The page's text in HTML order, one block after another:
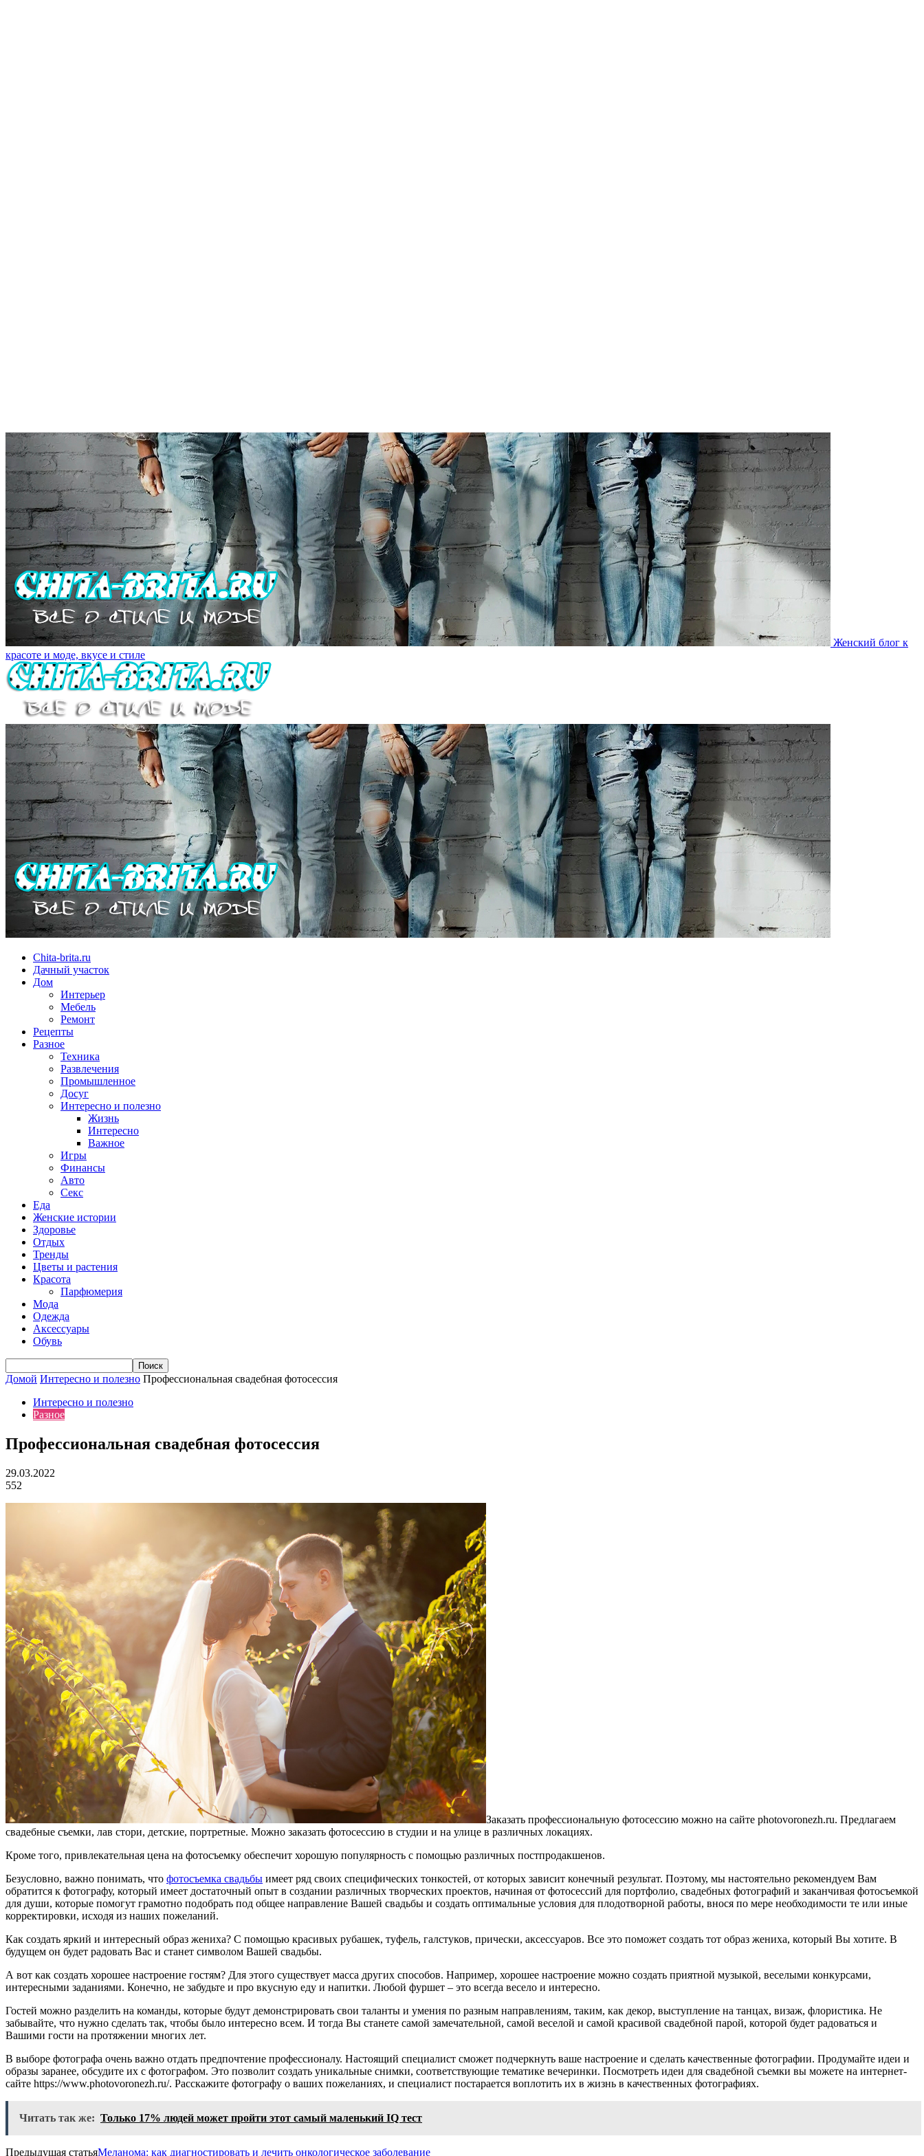
Женский блог к
красоте и моде, вкусе и стиле
Chita-brita.ru
Дачный участок
Дом
Интерьер
Мебель
Ремонт
Рецепты
Разное
Техника
Развлечения
Промышленное
Досуг
Интересно и полезно
Жизнь
Интересно
Важное
Игры
Финансы
Авто
Секс
Еда
Женские истории
Здоровье
Отдых
Тренды
Цветы и растения
Красота
Парфюмерия
Мода
Одежда
Аксессуары
Обувь
Домой Интересно и полезно Профессиональная свадебная фотосессия
Интересно и полезно
Разное
Профессиональная свадебная фотосессия
29.03.2022
552
Заказать профессиональную фотосессию можно на сайте photovoronezh.ru. Предлагаем
свадебные съемки, лав стори, детские, портретные. Можно заказать фотосессию в студии и на улице в различных локациях.
Кроме того, привлекательная цена на фотосъемку обеспечит хорошую популярность с помощью различных постпродакшенов.
Безусловно, важно понимать, что фотосъемка свадьбы имеет ряд своих специфических тонкостей, от которых зависит конечный результат. Поэтому, мы настоятельно рекомендуем Вам
обратится к фотографу, который имеет достаточный опыт в создании различных творческих проектов, начиная от фотосессий для портфолио, свадебных фотографий и заканчивая фотосъемкой
для души, которые помогут грамотно подобрать под общее направление Вашей свадьбы и создать оптимальные условия для плодотворной работы, внося по мере необходимости те или иные
корректировки, исходя из наших пожеланий.
Как создать яркий и интересный образ жениха? С помощью красивых рубашек, туфель, галстуков, прически, аксессуаров. Все это поможет создать тот образ жениха, который Вы хотите. В
будущем он будет радовать Вас и станет символом Вашей свадьбы.
А вот как создать хорошее настроение гостям? Для этого существует масса других способов. Например, хорошее настроение можно создать приятной музыкой, веселыми конкурсами,
интересными заданиями. Конечно, не забудьте и про вкусную еду и напитки. Любой фуршет – это всегда весело и интересно.
Гостей можно разделить на команды, которые будут демонстрировать свои таланты и умения по разным направлениям, таким, как декор, выступление на танцах, визаж, флористика. Не
забывайте, что нужно сделать так, чтобы было интересно всем. И тогда Вы станете самой замечательной, самой веселой и самой красивой свадебной парой, которой будет радоваться и
Вашими гости на протяжении многих лет.
В выборе фотографа очень важно отдать предпочтение профессионалу. Настоящий специалист сможет подчеркнуть ваше настроение и сделать качественные фотографии. Продумайте идеи и
образы заранее, обсудите их с фотографом. Это позволит создать уникальные снимки, соответствующие тематике вечеринки. Посмотреть идеи для свадебной съемки вы можете на интернет-
сайте https://www.photovoronezh.ru/. Расскажите фотографу о ваших пожеланиях, и специалист постарается воплотить их в жизнь в качественных фотографиях.
Читать так же: Только 17% людей может пройти этот самый маленький IQ тест
Предыдущая статьяМеланома: как диагностировать и лечить онкологическое заболевание